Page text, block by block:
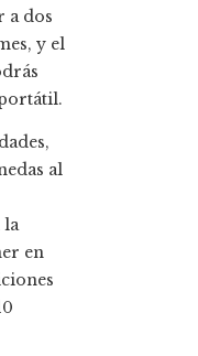
a dos
y el
al
la
en